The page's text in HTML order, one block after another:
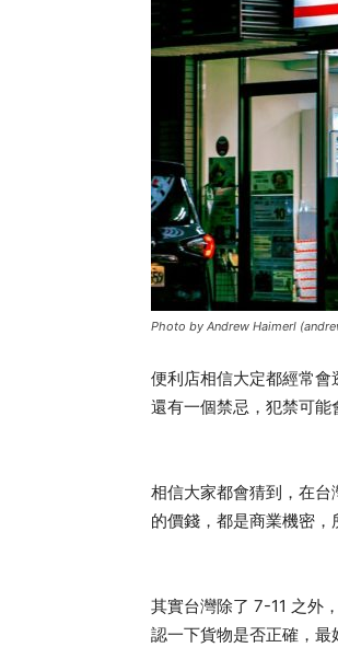
Photo by Andrew Haimerl
便利店相信大定都經常
還有一個禁忌，犯禁可能
相信大家都會猜到，在
的價錢，都是商業機密，
其實台灣除了 7-11 之外
認一下貨物是否正確，最